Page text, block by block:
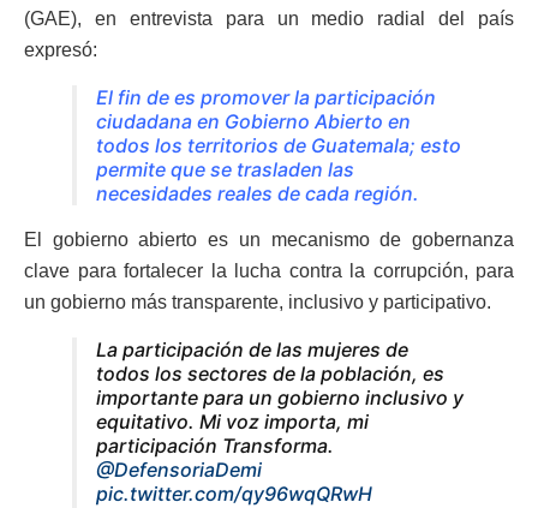
(GAE), en entrevista para un medio radial del país
expresó:
El fin de es promover la participación
ciudadana en Gobierno Abierto en
todos los territorios de Guatemala; esto
permite que se trasladen las
necesidades reales de cada región.
El gobierno abierto es un mecanismo de gobernanza
clave para fortalecer la lucha contra la corrupción, para
un gobierno más transparente, inclusivo y participativo.
La participación de las mujeres de
todos los sectores de la población, es
importante para un gobierno inclusivo y
equitativo. Mi voz importa, mi
participación Transforma.
@DefensoriaDemi
pic.twitter.com/qy96wqQRwH